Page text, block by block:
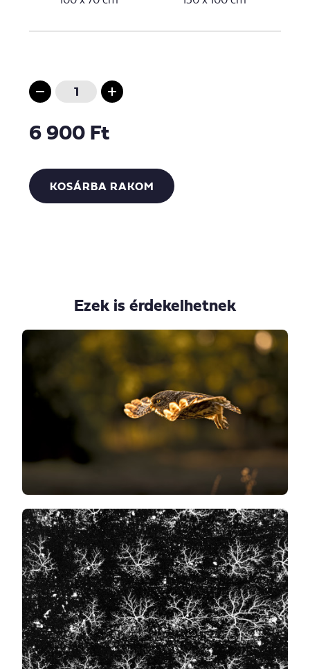
6 900 Ft
KOSÁRBA RAKOM
Ezek is érdekelhetnek